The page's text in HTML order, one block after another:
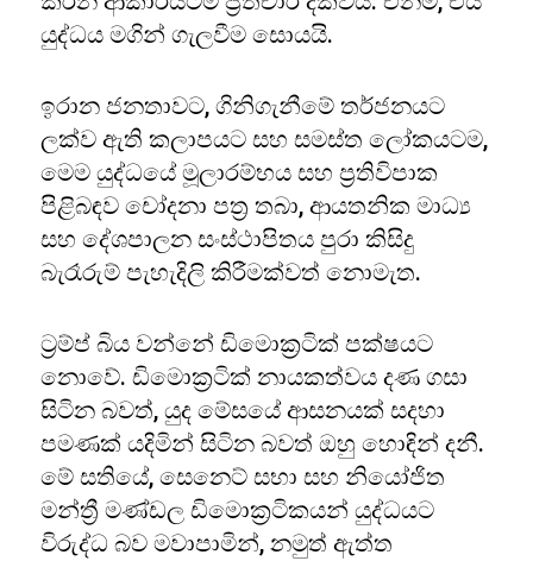
යුද්ධය මගින් ගැලවීම සොයයි.
ඉරාන ජනතාවට, ගිනිගැනීමේ තර්ජනයට
ලක්ව ඇති කලාපයට සහ සමස්ත ලෝකයටම,
මෙම යුද්ධයේ මූලාරම්භය සහ ප්‍රතිවිපාක
පිළිබඳව චෝදනා පත්‍ර තබා, ආයතනික මාධ්‍ය
සහ දේශපාලන සංස්ථාපිතය පුරා කිසිදු
බැරෑරුම් පැහැදිලි කිරීමක්වත් නොමැත.
ට්‍රම්ප් බිය වන්නේ ඩිමොක්‍රටික් පක්ෂයට
නොවේ. ඩිමොක්‍රටික් නායකත්වය දණ ගසා
සිටින බවත්, යුද මේසයේ ආසනයක් සදහා
පමණක් යදිමින් සිටින බවත් ඔහු හොඳින් දනී.
මේ සතියේ, සෙනෙට් සභා සහ නියෝජිත
මන්ත්‍රී මණ්ඩල ඩිමොක්‍රටිකයන් යුද්ධයට
විරුද්ධ බව මවාපාමින්, නමුත් ඇත්ත